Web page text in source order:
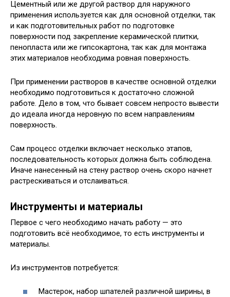
Цементный или же другой раствор для наружного
применения используется как для основной отделки, так
и как подготовительных работ по подготовке
поверхности под закрепление керамической плитки,
пенопласта или же гипсокартона, так как для монтажа
этих материалов необходима ровная поверхность.
При применении растворов в качестве основной отделки
необходимо подготовиться к достаточно сложной
работе. Дело в том, что бывает совсем непросто вывести
до идеала иногда неровную по всем направлениям
поверхность.
Сам процесс отделки включает несколько этапов,
последовательность которых должна быть соблюдена.
Иначе нанесенный на стену раствор очень скоро начнет
растрескиваться и отслаиваться.
Инструменты и материалы
Первое с чего необходимо начать работу — это
подготовить всё необходимое, то есть инструменты и
материалы.
Из инструментов потребуется:
Мастерок, набор шпателей различной ширины, в